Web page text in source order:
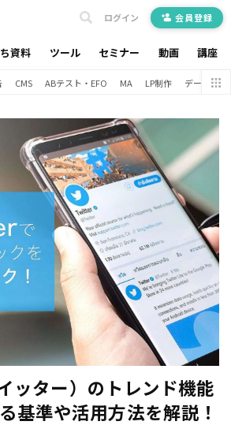
資料 ツール セミナー 動画 講座
ログイン 会員登録
CMS ABテスト・EFO MA LP制作 データ分析
ター）のトレンド機能
基準や活用方法を解説！